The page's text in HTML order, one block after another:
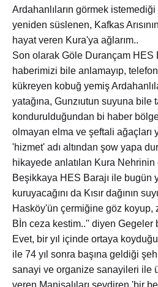
Ardahanlıların görmek
yeniden süslenen, Kafkas
hayat veren Kura'ya ağlarım..
Son olarak Göle Durançam HES
haberimizi bile anlamayıp,
kükreyen kobuğ yemiş
yatağına, Gunzıutun suyuna bile
kondurulduğundan bi haber
olmayan elma ve şeftali ağaçları
'hizmet' adı altından şow yapa
hikayede anlatılan Kura
Beşikkaya HES Barajı ile bugün
kuruyacağını da Kısır dağının
Hasköy'ün çermiğine göz koyup,
Bİn ceza kestim..'' diyen Gegeler
Evet, bir yıl içinde ortaya
ile 74 yıl sonra başına geldiği
sanayi ve organize sanayileri ile
veren Manisalıları sevdiren 'bir